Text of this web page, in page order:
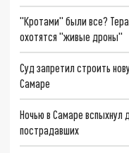
"Кротами" были все?
охотятся "живые дроны"
Суд запретил строить
Самаре
Ночью в Самаре вспыхнул
пострадавших